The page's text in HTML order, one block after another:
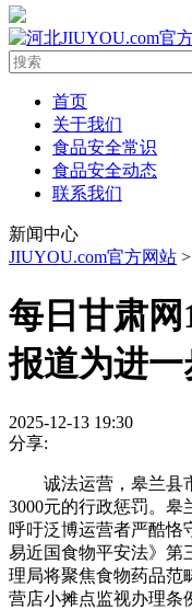
首页
关于我们
食品安全常识
食品安全动态
联系我们
新闻中心
JIUYOU.com官方网站 >
每日甘肃网
报道为进
2025-12-13 19:30
分享:
诚法运营，皋兰县市
3000元的行政惩罚。皋
呼吁泛博运营者严酷恪
易近国食物平安法》第
理局将聚焦食物药品范
营店小摊点监视办理条